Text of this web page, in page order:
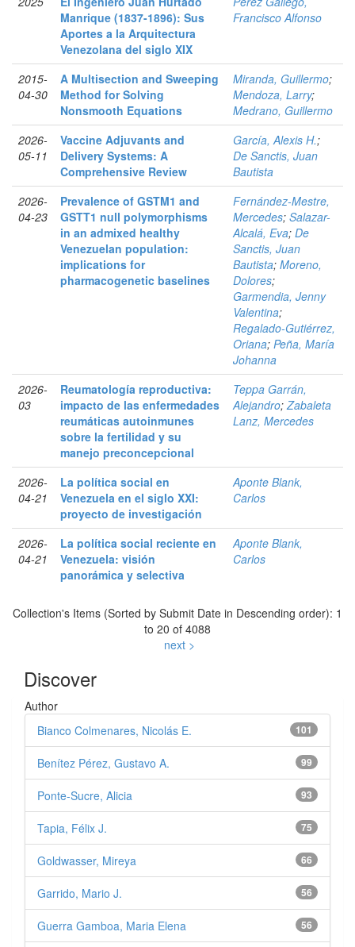
Manrique (1837-1896): Sus
Aportes a la Arquitectura
Venezolana del siglo XIX
Francisco Alfonso
2015-
04-30
A Multisection and Sweeping
Method for Solving
Nonsmooth Equations
Miranda, Guillermo;
Mendoza, Larry;
Medrano, Guillermo
2026-
05-11
Vaccine Adjuvants and
Delivery Systems: A
Comprehensive Review
García, Alexis H.;
De Sanctis, Juan
Bautista
2026-
04-23
Prevalence of GSTM1 and
GSTT1 null polymorphisms
in an admixed healthy
Venezuelan population:
implications for
pharmacogenetic baselines
Fernández-Mestre,
Mercedes; Salazar-
Alcalá, Eva; De
Sanctis, Juan
Bautista; Moreno,
Dolores;
Garmendia, Jenny
Valentina;
Regalado-Gutiérrez,
Oriana; Peña, María
Johanna
2026-
03
Reumatología reproductiva:
impacto de las enfermedades
reumáticas autoinmunes
sobre la fertilidad y su
manejo preconcepcional
Teppa Garrán,
Alejandro;Zabaleta
Lanz, Mercedes
2026-
04-21
La política social en
Venezuela en el siglo XXI:
proyecto de investigación
Aponte Blank,
Carlos
2026-
04-21
La política social reciente en
Venezuela: visión
panorámica y selectiva
Aponte Blank,
Carlos
Collection's Items (Sorted by Submit Date in Descending order): 1
to 20 of 4088
next >
Discover
Author
101
Bianco Colmenares, Nicolás E.
99
Benítez Pérez, Gustavo A.
93
Ponte-Sucre, Alicia
75
Tapia, Félix J.
66
Goldwasser, Mireya
56
Garrido, Mario J.
56
Guerra Gamboa, Maria Elena